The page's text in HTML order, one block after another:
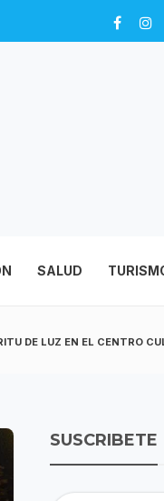
SALUD
DE LUZ EN EL CENTRO
SUSCRIBETE